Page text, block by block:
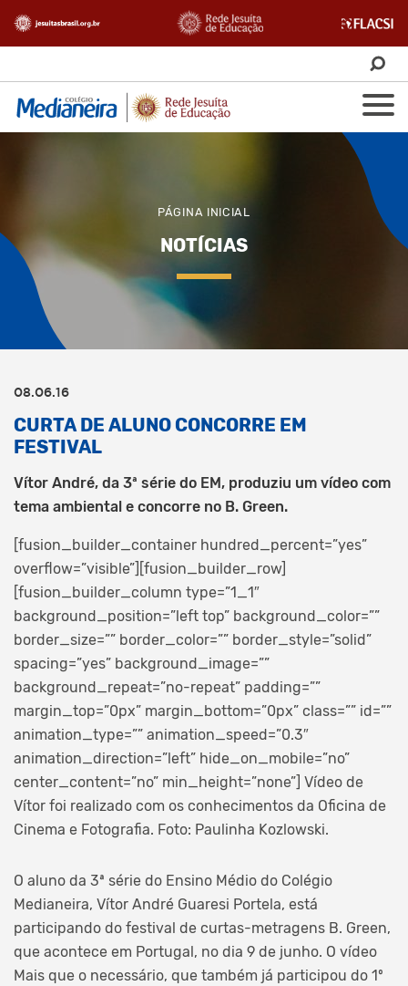
PÁGINA INICIAL
NOTÍCIAS
08.06.16
CURTA DE ALUNO CONCORRE EM
FESTIVAL
Vítor André, da 3ª série do EM, produziu um vídeo com
tema ambiental e concorre no B. Green.
[fusion_builder_container hundred_percent=”yes”
overflow=”visible”][fusion_builder_row]
[fusion_builder_column type=”1_1″
background_position=”left top” background_color=””
border_size=”” border_color=”” border_style=”solid”
spacing=”yes” background_image=””
background_repeat=”no-repeat” padding=””
margin_top=”0px” margin_bottom=”0px” class=”” id=””
animation_type=”” animation_speed=”0.3″
animation_direction=”left” hide_on_mobile=”no”
center_content=”no” min_height=”none”] Vídeo de
Vítor foi realizado com os conhecimentos da Oficina de
Cinema e Fotografia. Foto: Paulinha Kozlowski.
O aluno da 3ª série do Ensino Médio do Colégio
Medianeira, Vítor André Guaresi Portela, está
participando do festival de curtas-metragens B. Green,
que acontece em Portugal, no dia 9 de junho. O vídeo
Mais que o necessário, que também já participou do 1º